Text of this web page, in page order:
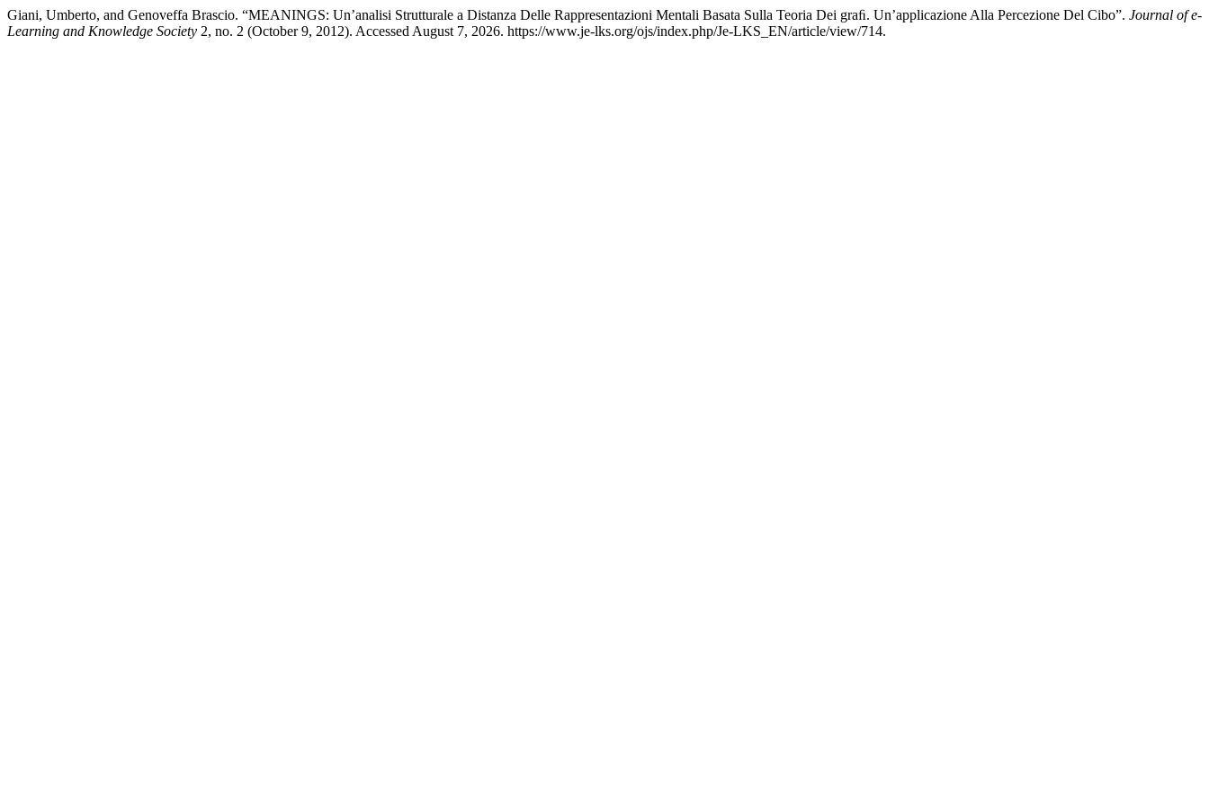
Giani, Umberto, and Genoveffa Brascio. “MEANINGS: Un’analisi Strutturale a Distanza Delle Rappresentazioni Mentali Basata Sulla Teoria Dei graﬁ. Un’applicazione Alla Percezione Del Cibo”. Journal of e-
Learning and Knowledge Society 2, no. 2 (October 9, 2012). Accessed August 7, 2026. https://www.je-lks.org/ojs/index.php/Je-LKS_EN/article/view/714.